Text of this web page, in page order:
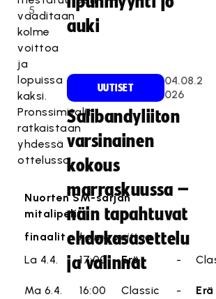
5
vaaditaan
kolme
voittoa
ja
lopuissa
kaksi.
Pronssimitalit
ratkaistaan
yhdessä
ottelussa.
Nuorten SM-sarjan
mitalipelit
finaalit
kolme voittoa
La 4.4.
17:00 Erä -
Ma 6.4. 16:00 Classic - Erä
auki
UUTISET
04.08.2
026
Salibandyliiton
varsinainen
kokous
marraskuussa –
näin tapahtuvat
ehdokasasettelu
ja valinnat